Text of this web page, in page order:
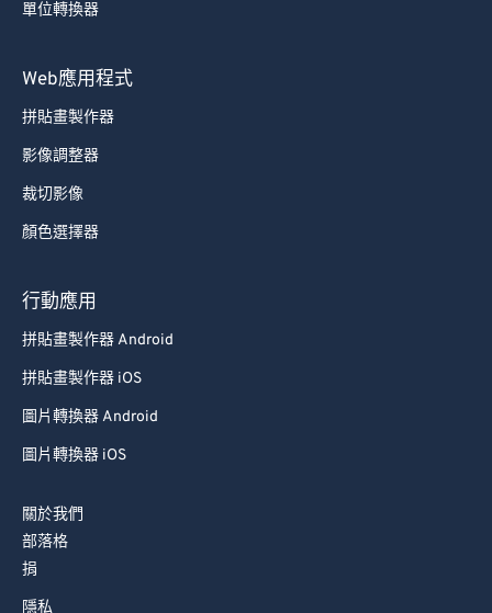
單位轉換器
Web應用程式
拼貼畫製作器
影像調整器
裁切影像
顏色選擇器
行動應用
拼貼畫製作器 Android
拼貼畫製作器 iOS
圖片轉換器 Android
圖片轉換器 iOS
關於我們
部落格
捐
隱私